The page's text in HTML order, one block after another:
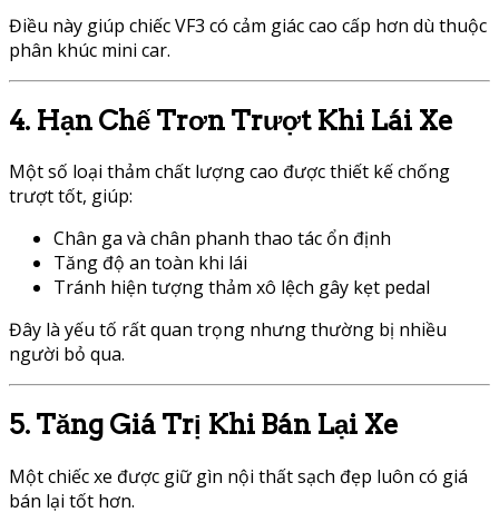
Điều này giúp chiếc VF3 có cảm giác cao cấp hơn dù thuộc
phân khúc mini car.
4. Hạn Chế Trơn Trượt Khi Lái Xe
Một số loại thảm chất lượng cao được thiết kế chống
trượt tốt, giúp:
Chân ga và chân phanh thao tác ổn định
Tăng độ an toàn khi lái
Tránh hiện tượng thảm xô lệch gây kẹt pedal
Đây là yếu tố rất quan trọng nhưng thường bị nhiều
người bỏ qua.
5. Tăng Giá Trị Khi Bán Lại Xe
Một chiếc xe được giữ gìn nội thất sạch đẹp luôn có giá
bán lại tốt hơn.